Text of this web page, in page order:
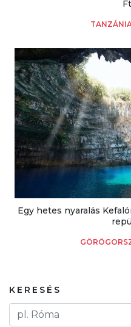
Egy hetes nyaralás
KERESÉS